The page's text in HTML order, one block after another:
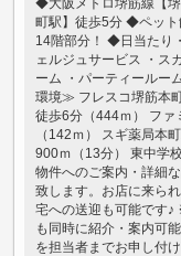
◆大阪メトロ堺筋線【
町駅】徒歩5分 ◆ペット
14階部分！ ◆日当たり
ェルジュサービス ・ス
ーム ・パーティールー
環境≫ フレスコ堺筋本
徒歩6分（444ｍ） ファ
（142ｍ） スギ薬局本
900ｍ（13分） 東中学
物件へのご案内・詳細
致します。お店に来ら
宅への送迎も可能です
も同時に紹介・案内可
を担当者までお申し付